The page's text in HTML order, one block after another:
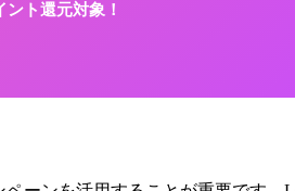
ト還元対象！